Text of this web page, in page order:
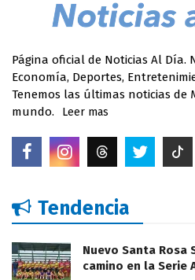
Página oficial de Noticias Al Día.
Economía, Deportes,
Tenemos las últimas noticias de
mundo.
Leer mas
Tendencia
Nuevo Santa Rosa
camino en la Serie